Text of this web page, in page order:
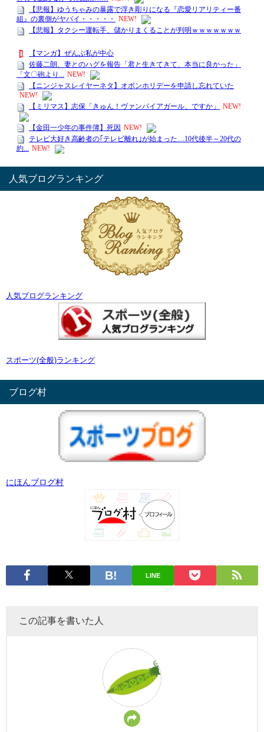
人気ブログランキング
人気ブログランキング
スポーツ(全般)ランキング
ブログ村
にほんブログ村
LINE
この記事を書いた人